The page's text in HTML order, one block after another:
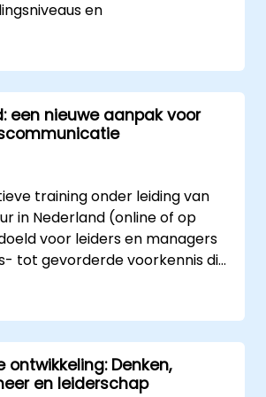
te inspireren tot actie.
en motivatie vereisen
en vaardigheden ontwikkelen
succes op dit gebied.
en
gebruiken om hun eigen
te ontdekken – met
sterke punten, zwakheden
beter begrijpen, de
verbeteren, conflicten
creëren.
en teamdoelen
veranderingen doeltreffend
een innovatieve en flexibele
een nieuwe aanpak voor
training onder leiding van
in Nederland (online of op
voor leiders en managers
tot gevorderde voorkennis die
coaching en gesprekken
binnen hun teams te
Denken,
en leiderschap